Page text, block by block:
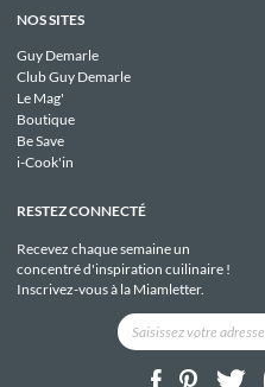
NOS SITES
Guy Demarle
Club Guy Demarle
Le Mag'
Boutique
Be Save
i-Cook'in
RESTEZ CONNECTÉ
Recevez chaque semaine un
concentré d'inspiration cuilinaire !
Inscrivez-vous à la Miamletter.